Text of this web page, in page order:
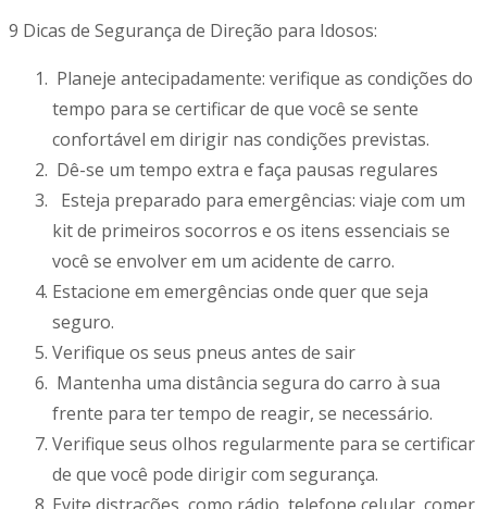
9 Dicas de Segurança de Direção para Idosos:
Planeje antecipadamente: verifique as condições do
tempo para se certificar de que você se sente
confortável em dirigir nas condições previstas.
Dê-se um tempo extra e faça pausas regulares
Esteja preparado para emergências: viaje com um
kit de primeiros socorros e os itens essenciais se
você se envolver em um acidente de carro.
Estacione em emergências onde quer que seja
seguro.
Verifique os seus pneus antes de sair
Mantenha uma distância segura do carro à sua
frente para ter tempo de reagir, se necessário.
Verifique seus olhos regularmente para se certificar
de que você pode dirigir com segurança.